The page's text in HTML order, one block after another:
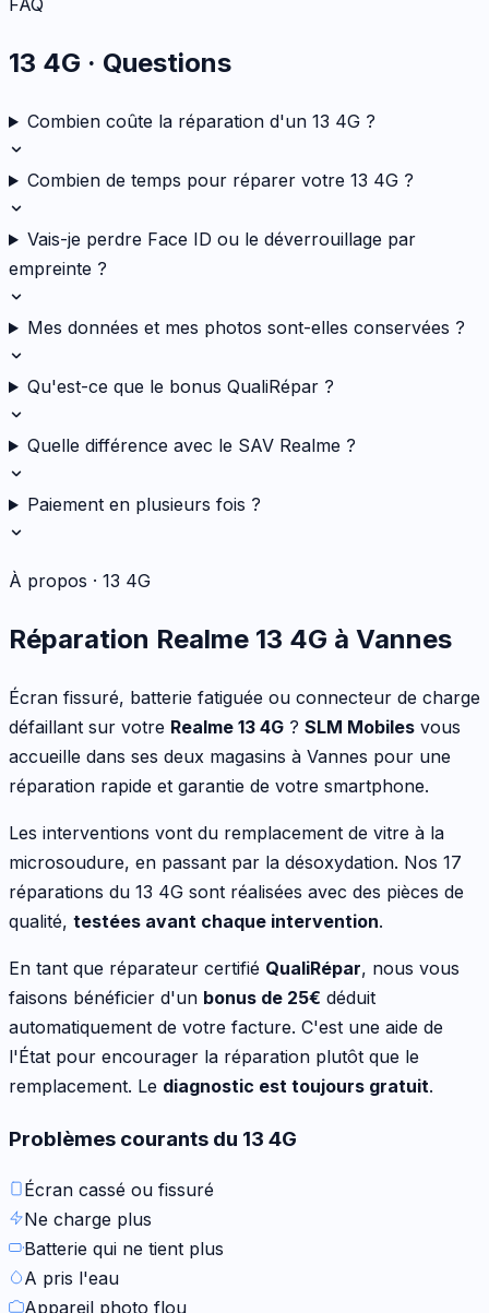
FAQ
13 4G · Questions
Combien coûte la réparation d'un 13 4G ?
Combien de temps pour réparer votre 13 4G ?
Vais-je perdre Face ID ou le déverrouillage par
empreinte ?
Mes données et mes photos sont-elles conservées ?
Qu'est-ce que le bonus QualiRépar ?
Quelle différence avec le SAV Realme ?
Paiement en plusieurs fois ?
À propos · 13 4G
Réparation Realme 13 4G à Vannes
Écran fissuré, batterie fatiguée ou connecteur de charge
défaillant sur votre Realme 13 4G ? SLM Mobiles vous
accueille dans ses deux magasins à Vannes pour une
réparation rapide et garantie de votre smartphone.
Les interventions vont du remplacement de vitre à la
microsoudure, en passant par la désoxydation. Nos 17
réparations du 13 4G sont réalisées avec des pièces de
qualité, testées avant chaque intervention.
En tant que réparateur certifié QualiRépar, nous vous
faisons bénéficier d'un bonus de 25€ déduit
automatiquement de votre facture. C'est une aide de
l'État pour encourager la réparation plutôt que le
remplacement. Le diagnostic est toujours gratuit.
Problèmes courants du 13 4G
Écran cassé ou fissuré
Ne charge plus
Batterie qui ne tient plus
A pris l'eau
Appareil photo flou